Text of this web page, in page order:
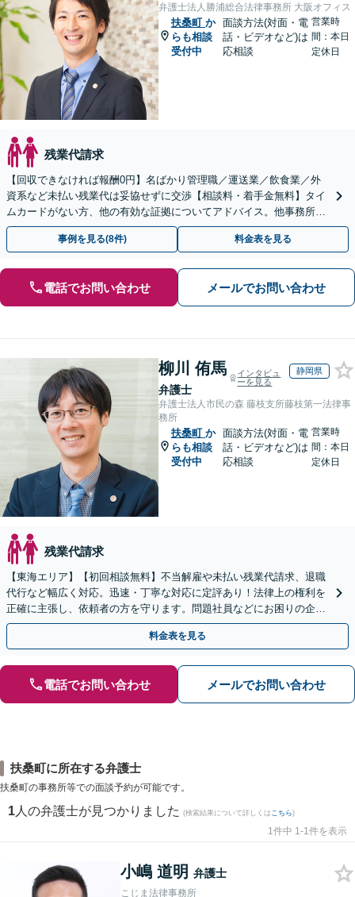
弁護士法人勝浦総合法律事務所 大阪オフィス
扶桑町 か
らも相談
受付中
面談方法(対面・電
話・ビデオなど)は
応相談
営業時
間：本日
定休日
残業代請求
【回収できなければ報酬0円】名ばかり管理職／運送業／飲食業／外
資系など未払い残業代は妥協せずに交渉【相談料・着手金無料】タイ
ムカードがない方、他の有効な証拠についてアドバイス。他事務所で
断られた方もご相談ください。あなたの権利を守ります！
事例を見る(8件) 料金表を見る
電話でお問い合わせ メールでお問い合わせ
柳川 侑馬
弁護士
インタビュ
ーを見る
静岡県
弁護士法人市民の森 藤枝支所藤枝第一法律事
務所
扶桑町 か
らも相談
受付中
面談方法(対面・電
話・ビデオなど)は
応相談
営業時
間：本日
定休日
残業代請求
【東海エリア】【初回相談無料】不当解雇や未払い残業代請求、退職
代行など幅広く対応。迅速・丁寧な対応に定評あり！法律上の権利を
正確に主張し、依頼者の方を守ります。問題社員などにお困りの企業
さまもぜひご相談ください【電話相談可】【法テラス可】
料金表を見る
電話でお問い合わせ メールでお問い合わせ
扶桑町に所在する弁護士
扶桑町の事務所等での面談予約が可能です。
1 人の弁護士が見つかりました (検索結果について詳しくは こちら)
1件中 1-1件を表示
小嶋 道明 弁護士
こじま法律事務所